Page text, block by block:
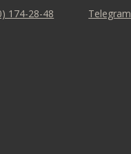
174-28-48 Telegram